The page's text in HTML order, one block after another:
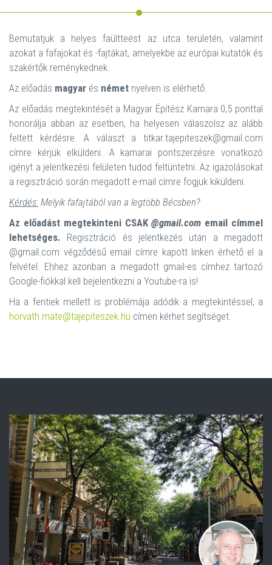
Bemutatjuk a helyes faültteést az utca területén, valamint
azokat a fafajokat és -fajtákat, amelyekbe az európai kutatók és
szakértők reménykednek.
Az előadás magyar és német nyelven is elérhető.
Az előadás megtekintését a Magyar Építész Kamara 0,5 ponttal
honorálja abban az esetben, ha helyesen válaszolsz az alább
feltett kérdésre. A választ a titkar.tajepiteszek@gmail.com
címre kérjük elküldeni. A kamarai pontszerzésre vonatkozó
igényt a jelentkezési felületen tudod feltüntetni. Az igazolásokat
a regisztráció során megadott e-mail címre fogjuk kiküldeni.
Kérdés: Melyik fafajtából van a legtöbb Bécsben?
Az előadást megtekinteni CSAK@gmail.com email címmel
lehetséges. Regisztráció és jelentkezés után a megadott
@gmail.com végződésű email címre kapott linken érhető el a
felvétel. Ehhez azonban a megadott gmail-es címhez tartozó
Google-fiókkal kell bejelentkezni a Youtube-ra is!
Ha a fentiek mellett is problémája adódik a megtekintéssel, a
horvath.mate@tajepiteszek.hu címen kérhet segítséget.